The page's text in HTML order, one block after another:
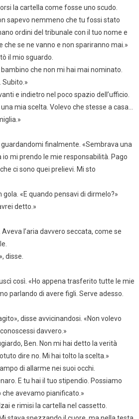
la cartella come fosse uno scudo.
sapevo nemmeno che tu fossi stato
ordini del tribunale con il tuo nome e
che se ne vanno e non spariranno mai.»
il mio sguardo.
bambino che non mi hai mai nominato.
Subito.»
e indietro nel poco spazio dell’ufficio.
mia scelta. Volevo che stesse a casa…
guardandomi finalmente. «Sembrava una
io mi prendo le mie responsabilità. Pago
ci sono quei prelievi. Mi sto
«E quando pensavi di dirmelo?»
detto.»
l’aria davvero seccata, come se
disse.
così. «Ho appena trasferito tutte le mie
parlando di avere figli. Serve adesso.
disse avvicinandosi. «Non volevo
davvero.»
Ben. Non mi hai detto la verità
dire no. Mi hai tolto la scelta.»
di allarme nei suoi occhi.
E tu hai il tuo stipendio. Possiamo
avevamo pianificato.»
e rimisi la cartella nel cassetto.